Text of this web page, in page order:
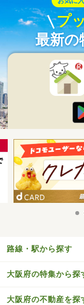
プ
最新の
路線・駅から探す
大阪府の特集から探
大阪府の不動産を探